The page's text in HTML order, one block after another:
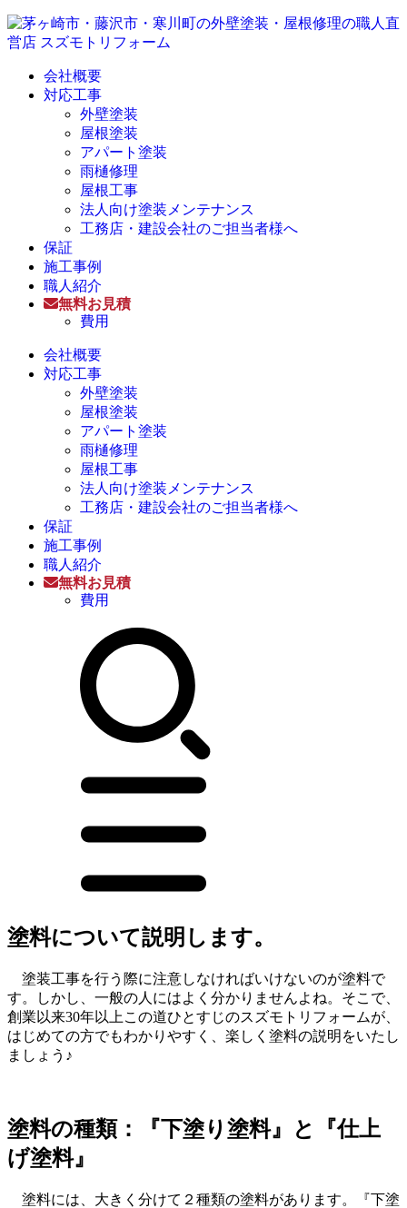
会社概要
対応工事
外壁塗装
屋根塗装
アパート塗装
雨樋修理
屋根工事
法人向け塗装メンテナンス
工務店・建設会社のご担当者様へ
保証
施工事例
職人紹介
無料お見積
費用
会社概要
対応工事
外壁塗装
屋根塗装
アパート塗装
雨樋修理
屋根工事
法人向け塗装メンテナンス
工務店・建設会社のご担当者様へ
保証
施工事例
職人紹介
無料お見積
費用
塗料について説明します。
塗装工事を行う際に注意しなければいけないのが塗料で
す。しかし、一般の人にはよく分かりませんよね。そこで、
創業以来30年以上この道ひとすじのスズモトリフォームが、
はじめての方でもわかりやすく、楽しく塗料の説明をいたし
ましょう♪
塗料の種類：『下塗り塗料』と『仕上
げ塗料』
塗料には、大きく分けて２種類の塗料があります。『下塗